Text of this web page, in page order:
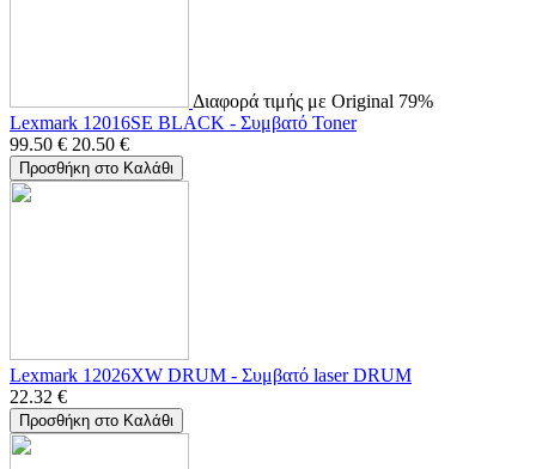
Διαφορά τιμής με Original 79%
Lexmark 12016SE BLACK - Συμβατό Toner
99.50 € 20.50 €
Προσθήκη στο Καλάθι
Lexmark 12026XW DRUM - Συμβατό laser DRUM
22.32 €
Προσθήκη στο Καλάθι